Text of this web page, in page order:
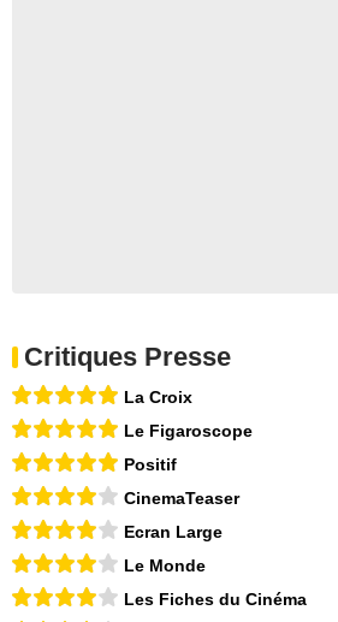
Critiques Presse
La Croix
Le Figaroscope
Positif
CinemaTeaser
Ecran Large
Le Monde
Les Fiches du Cinéma